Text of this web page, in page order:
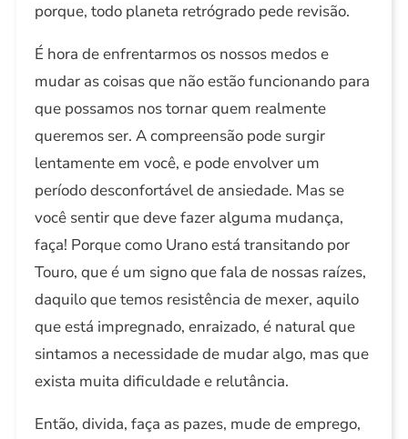
porque, todo planeta retrógrado pede revisão.
É hora de enfrentarmos os nossos medos e
mudar as coisas que não estão funcionando para
que possamos nos tornar quem realmente
queremos ser. A compreensão pode surgir
lentamente em você, e pode envolver um
período desconfortável de ansiedade. Mas se
você sentir que deve fazer alguma mudança,
faça! Porque como Urano está transitando por
Touro, que é um signo que fala de nossas raízes,
daquilo que temos resistência de mexer, aquilo
que está impregnado, enraizado, é natural que
sintamos a necessidade de mudar algo, mas que
exista muita dificuldade e relutância.
Então, divida, faça as pazes, mude de emprego,